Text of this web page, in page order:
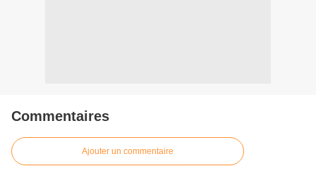
Commentaires
Ajouter un commentaire